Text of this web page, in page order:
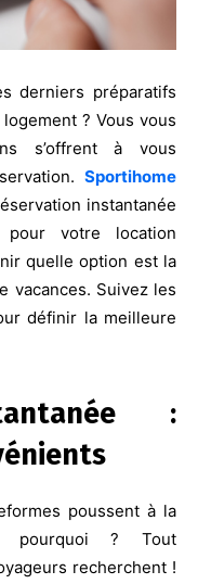
derniers préparatifs
? Vous vous
s’offrent à vous
Sportihome
instantanée
votre location
quelle option est la
vacances. Suivez les
définir la meilleure
:
poussent à la
pourquoi ? Tout
recherchent !